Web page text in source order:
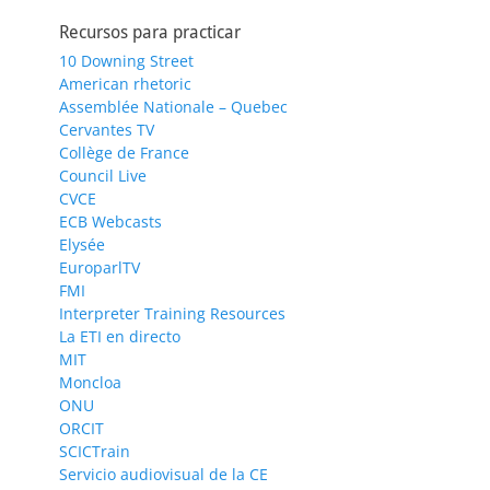
Recursos para practicar
10 Downing Street
American rhetoric
Assemblée Nationale – Quebec
Cervantes TV
Collège de France
Council Live
CVCE
ECB Webcasts
Elysée
EuroparlTV
FMI
Interpreter Training Resources
La ETI en directo
MIT
Moncloa
ONU
ORCIT
SCICTrain
Servicio audiovisual de la CE